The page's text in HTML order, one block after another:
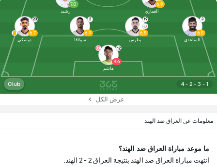
4 - 2 - 3 - 1
Club
12
4.6
هاشم
23
6.7
دوسكي
2
6.9
سولاقا
19
6.5
بطرس
3
6.5
الساعدي
7.0
رشيد
6.9
العماري
عرض الكل
معلومات عن العراق ضد الهند
ما موعد مباراة العراق ضد الهند؟
انتهت مباراة العراق ضد الهند بنتيجة العراق 2 - 2 الهند.